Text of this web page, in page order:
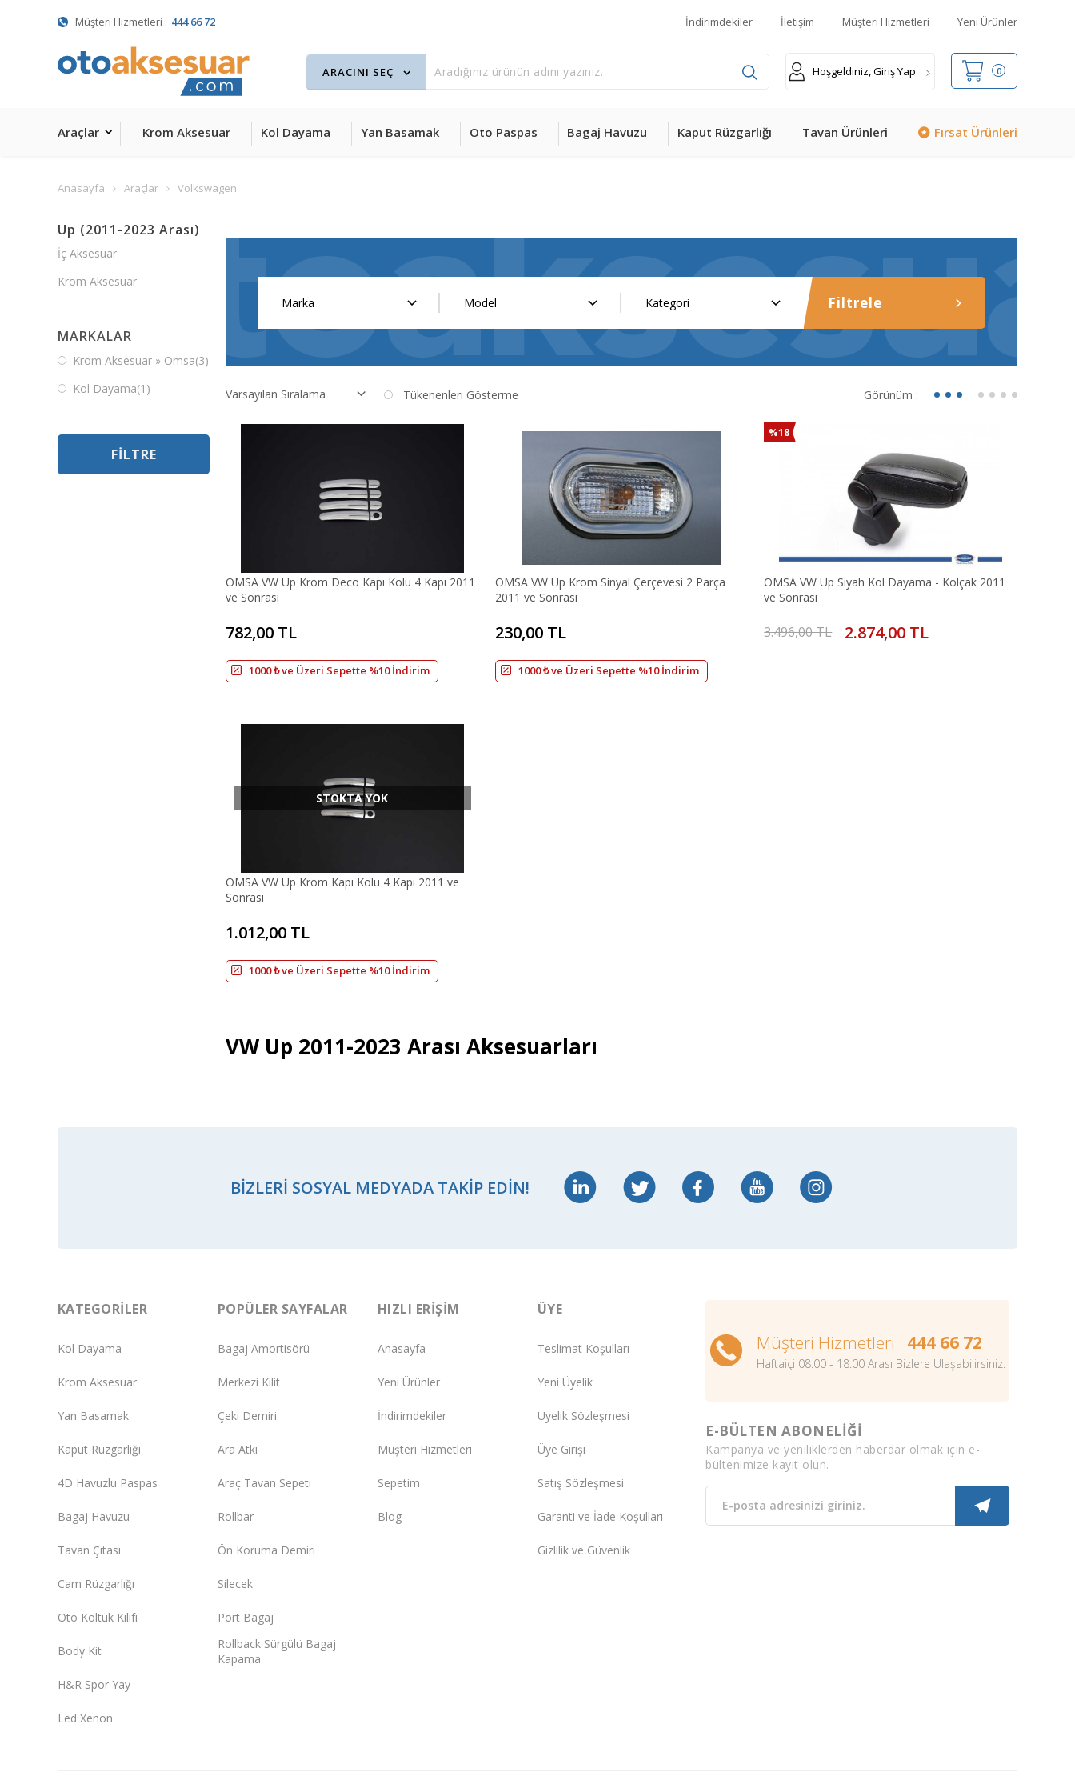
Müşteri Hizmetleri : 444 66 72 İndirimdekiler İletişim Müşteri Hizmetleri Yeni Ürünler
0
Hoşgeldiniz, Giriş Yap
Araçlar Krom Aksesuar Kol Dayama Yan Basamak Oto Paspas Bagaj Havuzu Kaput Rüzgarlığı Tavan Ürünleri Fırsat Ürünleri
Anasayfa Araçlar Volkswagen
Up (2011-2023 Arası)
İç Aksesuar
Krom Aksesuar
MARKALAR
Krom Aksesuar » Omsa(3)
Kol Dayama(1)
FILTRE
Filtrele
Tükenenleri Gösterme Görünüm :
OMSA VW Up Krom Deco Kapı Kolu 4 Kapı 2011
ve Sonrası
782,00 TL
1000 ₺ ve Üzeri Sepette %10 İndirim
OMSA VW Up Krom Sinyal Çerçevesi 2 Parça
2011 ve Sonrası
230,00 TL
1000 ₺ ve Üzeri Sepette %10 İndirim
%18
OMSA VW Up Siyah Kol Dayama - Kolçak 2011
ve Sonrası
3.496,00 TL 2.874,00 TL
STOKTA YOK
OMSA VW Up Krom Kapı Kolu 4 Kapı 2011 ve
Sonrası
1.012,00 TL
1000 ₺ ve Üzeri Sepette %10 İndirim
VW Up 2011-2023 Arası Aksesuarları
BIZLERI SOSYAL MEDYADA TAKIP EDIN!
KATEGORILER
Kol Dayama
Krom Aksesuar
Yan Basamak
Kaput Rüzgarlığı
4D Havuzlu Paspas
Bagaj Havuzu
Tavan Çıtası
Cam Rüzgarlığı
Oto Koltuk Kılıfı
Body Kit
H&R Spor Yay
Led Xenon
POPÜLER SAYFALAR
Bagaj Amortisörü
Merkezi Kilit
Çeki Demiri
Ara Atkı
Araç Tavan Sepeti
Rollbar
Ön Koruma Demiri
Silecek
Port Bagaj
Rollback Sürgülü Bagaj
Kapama
HIZLI ERIŞIM
Anasayfa
Yeni Ürünler
İndirimdekiler
Müşteri Hizmetleri
Sepetim
Blog
ÜYE
Teslimat Koşulları
Yeni Üyelik
Üyelik Sözleşmesi
Üye Girişi
Satış Sözleşmesi
Garanti ve İade Koşulları
Gizlilik ve Güvenlik
Müşteri Hizmetleri : 444 66 72
Haftaiçi 08.00 - 18.00 Arası Bizlere Ulaşabilirsiniz.
E-BÜLTEN ABONELİĞİ
Kampanya ve yeniliklerden haberdar olmak için e-
bültenimize kayıt olun.